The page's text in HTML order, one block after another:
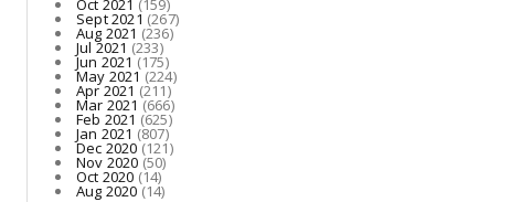
Oct 2021 (159)
Sept 2021 (267)
Aug 2021 (236)
Jul 2021 (233)
Jun 2021(175)
May 2021(224)
Apr 2021 (211)
Mar 2021 (666)
Feb 2021 (625)
Jan 2021 (807)
Dec 2020(121)
Nov 2020 (50)
Oct 2020 (14)
Aug 2020(14)